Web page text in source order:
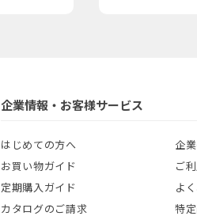
企業情報・お客様サービス
はじめての方へ
お買い物ガイド
定期購入ガイド
カタログのご請求
企
ご
よ
特